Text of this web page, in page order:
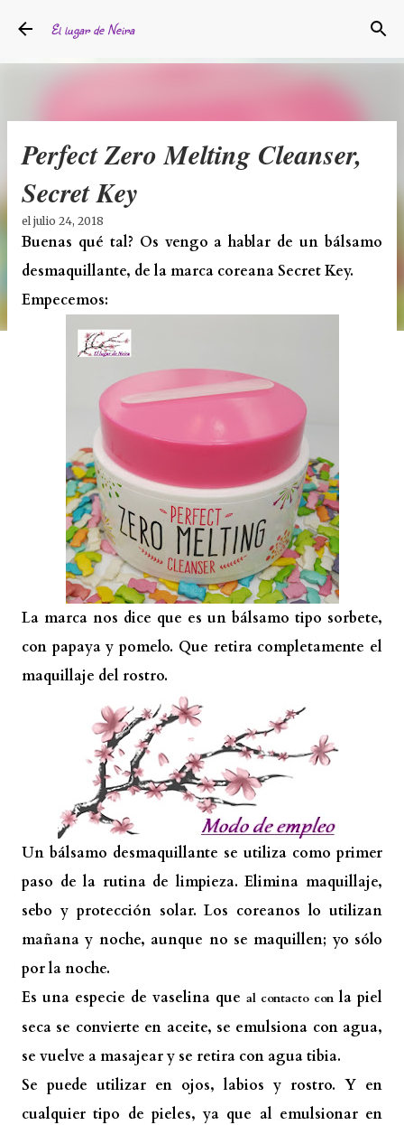
El lugar de Neira
Perfect Zero Melting Cleanser,
Secret Key
el julio 24, 2018
Buenas qué tal? Os vengo a hablar de un bálsamo
desmaquillante, de la marca coreana Secret Key.
Empecemos:
La marca nos dice que es un bálsamo tipo sorbete,
con papaya y pomelo. Que retira completamente el
maquillaje del rostro.
Un bálsamo desmaquillante se utiliza como primer
paso de la rutina de limpieza. Elimina maquillaje,
sebo y protección solar. Los coreanos lo utilizan
mañana y noche, aunque no se maquillen; yo sólo
por la noche.
Es una especie de vaselina que al contacto con la piel
seca se convierte en aceite, se emulsiona con agua,
se vuelve a masajear y se retira con agua tibia.
Se puede utilizar en ojos, labios y rostro. Y en
cualquier tipo de pieles, ya que al emulsionar en